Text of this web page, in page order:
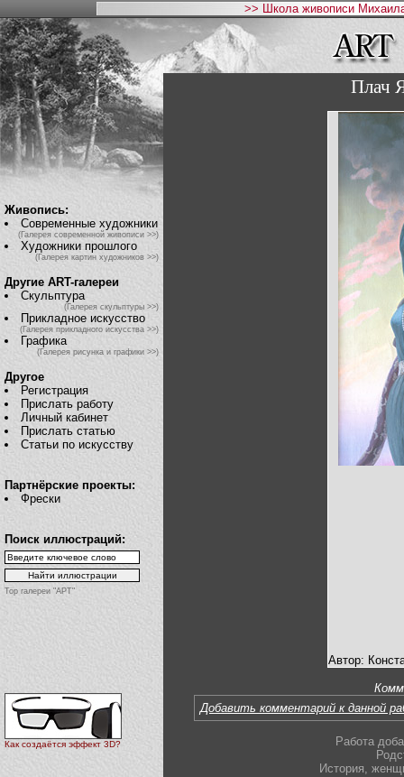
>> Школа живописи
Живопись:
Современные художники
(Галерея современной живописи >>)
Художники прошлого
(Галерея картин художников >>)
Другие ART-галереи
Скульптура
(Галерея скульптуры >>)
Прикладное искусство
(Галерея прикладного искусства >>)
Графика
(Галерея рисунка и графики >>)
Другое
Регистрация
Прислать работу
Личный кабинет
Прислать статью
Статьи по искусству
Партнёрские проекты:
Фрески
Поиск иллюстраций:
Top галереи "АРТ"
Как создаётся эффект 3D?
Плач
Автор:
Добавить комментарий к данной
Работа
История,